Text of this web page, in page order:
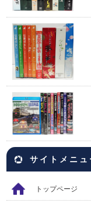
サイトメニュ
トップページ